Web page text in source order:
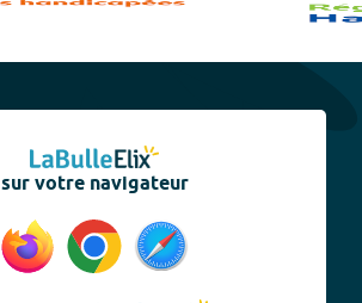
sur votre navigateur